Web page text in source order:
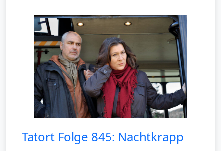
Tatort Folge 845: Nachtkrapp